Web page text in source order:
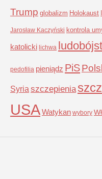
Trump globalizm Holokaust
Jarosław Kaczyński kontrola
katolicki lichwa
pedofilia pieniądz PiS
Syria szczepienia
USAWatykan wybory